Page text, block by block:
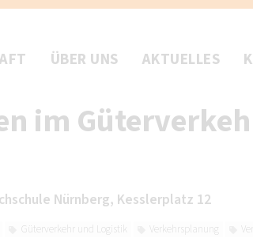
ÜBER UNS AKTUELLES
im
Nürnberg, Kesslerplatz 12
Güterverkehr und Logistik Verkehrsplanung